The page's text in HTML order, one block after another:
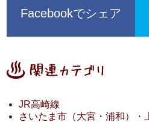
Facebookでシェア
JR高崎線
さいたま市（大宮・浦和）・